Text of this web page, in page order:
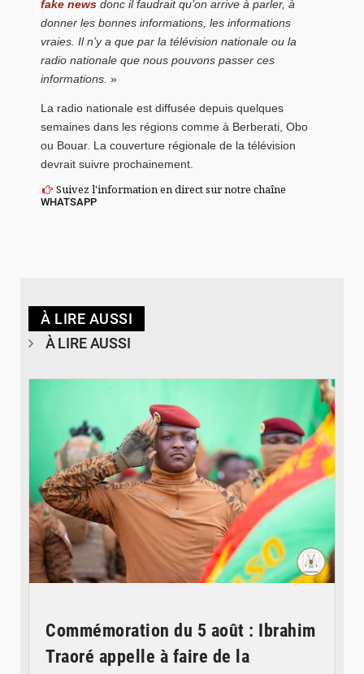
fake news donc il faudrait qu’on arrive à parler, à
donner les bonnes informations, les informations
vraies. Il n’y a que par la télévision nationale ou la
radio nationale que nous pouvons passer ces
informations. »
La radio nationale est diffusée depuis quelques
semaines dans les régions comme à Berberati, Obo
ou Bouar. La couverture régionale de la télévision
devrait suivre prochainement.
Suivez l'information en direct sur notre chaîne
WHATSAPP
À LIRE AUSSI
À LIRE AUSSI
Commémoration du 5 août : Ibrahim
Traoré appelle à faire de la